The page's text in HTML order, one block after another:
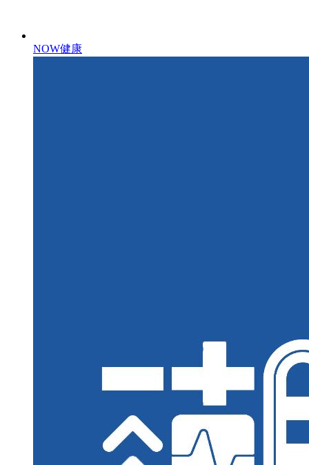
NOW健康